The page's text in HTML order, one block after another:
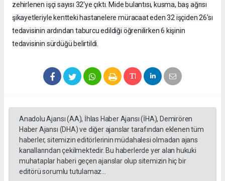
zehirlenen işçi sayısı 32'ye çıktı. Mide bulantısı, kusma, baş ağrısı
şikayetleriyle kentteki hastanelere müracaat eden 32 işçiden 26'sı
tedavisinin ardından taburcu edildiği öğrenilirken 6 kişinin
tedavisinin sürdüğü belirtildi.
Anadolu Ajansı (AA), İhlas Haber Ajansı (İHA), Demirören
Haber Ajansı (DHA) ve diğer ajanslar tarafından eklenen tüm
haberler, sitemizin editörlerinin müdahalesi olmadan ajans
kanallarından çekilmektedir. Bu haberlerde yer alan hukuki
muhataplar haberi geçen ajanslar olup sitemizin hiç bir
editörü sorumlu tutulamaz...